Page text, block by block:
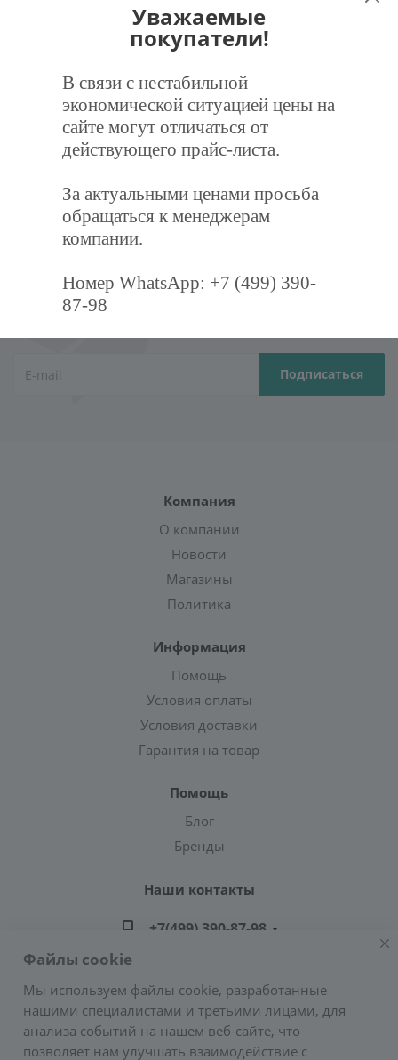
Фильтр картриджный из
АБ-325/325-1500-Р25/ОС1/У1
27 126руб./шт
Фильтр картриджный из
АБ-350/350-1500-Р27/ОС1/У1
28 710
В корзину
Подпишитесь на нашу рассылку,
Компания
О компании
Новости
Магазины
Политика
Информация
Помощь
Условия оплаты
Условия доставки
Гарантия на товар
Помощь
Блог
Бренды
Наши контакты
+7(499) 390-87-98
Адрес: г. Москва, ул. Подольских Курсантов,
д.3, стр.2 (метро Пражская)
E-mail:zakaz@greencond.ru
Уважаемые
покупатели!
В связи с нестабильной
экономической ситуацией цены на
сайте могут отличаться от
действующего прайс-листа.
За актуальными ценами просьба
обращаться к менеджерам
компании.
Номер WhatsApp: +7 (499) 390-
87-98
Файлы cookie
Мы используем файлы cookie, разработанные
нашими специалистами и третьими лицами, для
анализа событий на нашем веб-сайте, что
позволяет нам улучшать взаимодействие с